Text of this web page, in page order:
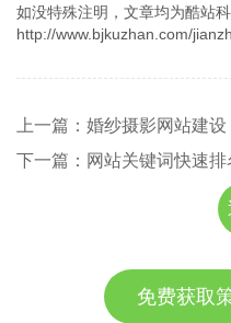
如没特殊注明，文章均为酷站
http://www.bjkuzhan.com/
上一篇：婚纱摄影网站建设
下一篇：网站关键词快速排
免费获取